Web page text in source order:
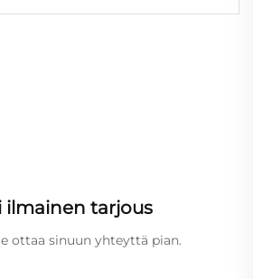
ja häihin, laser
ilmainen tarjous
ottaa sinuun yhteyttä pian.